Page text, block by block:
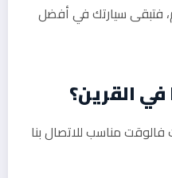
فتبقى سيارتك في أفضل
القرين؟
مناسب للاتصال بنا